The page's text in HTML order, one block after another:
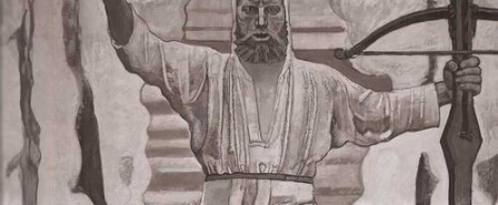
DISKOGRAFIE
MEDIENECHO
MITTEILUNGEN
MEDIENSTELLE
SHOP